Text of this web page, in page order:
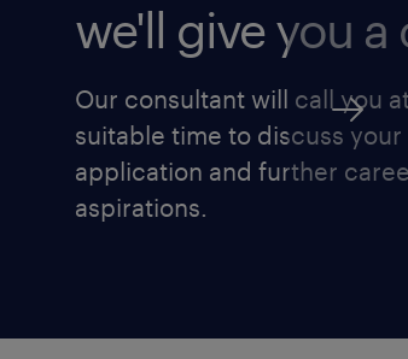
we'll give you a
Our consultant will call you
suitable time to discuss your
application and further
aspirations.